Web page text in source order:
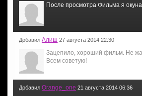
После просмотра Фильма я
Добавил Алиш 27 августа 2014 22:30
Зацепило, хороший фильм. Не
Всем советую!
Добавил Orange_one 21 августа 2014 06:36